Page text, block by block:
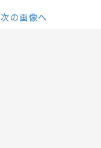
次の画像へ